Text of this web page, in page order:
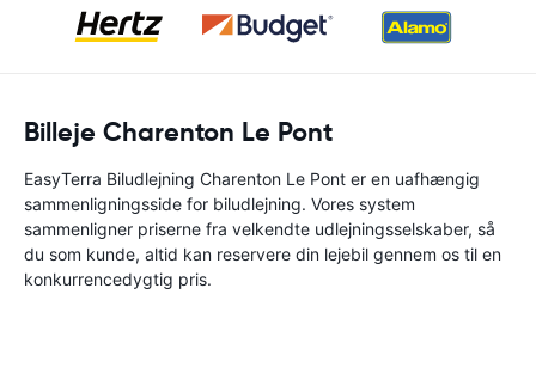
Billeje Charenton Le Pont
EasyTerra Biludlejning Charenton Le Pont er en uafhængig
sammenligningsside for biludlejning. Vores system
sammenligner priserne fra velkendte udlejningsselskaber, så
du som kunde, altid kan reservere din lejebil gennem os til en
konkurrencedygtig pris.